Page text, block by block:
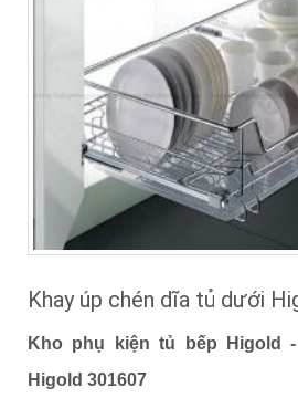
Khay úp chén dĩa tủ dưới
Kho phụ kiện tủ bếp Higold
Higold 301607